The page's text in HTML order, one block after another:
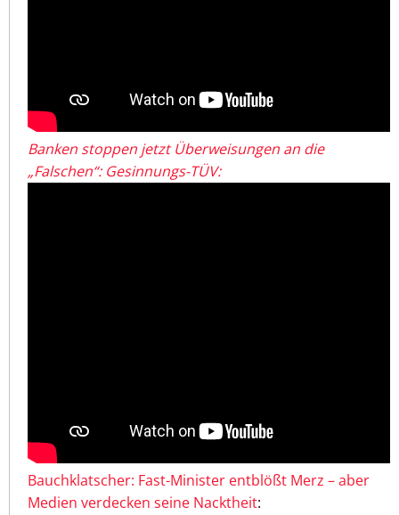
Banken stoppen jetzt Überweisungen an die
„Falschen“: Gesinnungs-TÜV:
Bauchklatscher: Fast-Minister entblößt Merz – aber
Medien verdecken seine Nacktheit: